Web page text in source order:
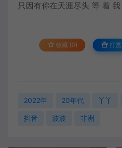
只因有你在天涯尽头 等 着 我
收藏 (0) 打赏
2022年 20年代 丫丫
抖音 波波 非洲